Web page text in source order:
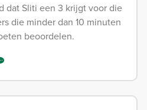
dat Sliti een 3 krijgt voor die
die minder dan 10 minuten
beoordelen.